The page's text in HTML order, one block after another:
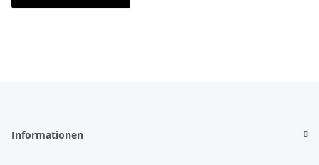
Informationen